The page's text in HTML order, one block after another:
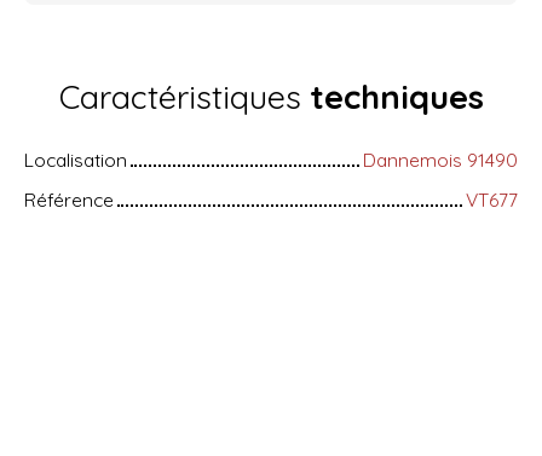
Caractéristiques techniques
Localisation
Dannemois 91490
Référence
VT677